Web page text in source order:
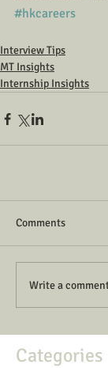
#hkcareers
Interview Tips
MT Insights
Internship Insights
Comments
Write a
Categories